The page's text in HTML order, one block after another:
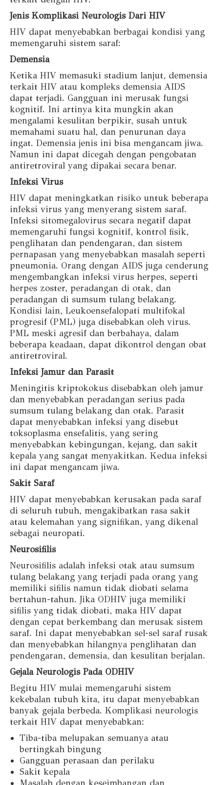
Jenis Komplikasi Neurologis Dari HIV
HIV dapat menyebabkan berbagai kondisi yang
memengaruhi sistem saraf:
Demensia
Ketika HIV memasuki stadium lanjut, demensia
terkait HIV atau kompleks demensia AIDS
dapat terjadi. Gangguan ini merusak fungsi
kognitif. Ini artinya kita mungkin akan
mengalami kesulitan berpikir, susah untuk
memahami suatu hal, dan penurunan daya
ingat. Demensia jenis ini bisa mengancam jiwa.
Namun ini dapat dicegah dengan pengobatan
antiretroviral yang dipakai secara benar.
Infeksi Virus
HIV dapat meningkatkan risiko untuk beberapa
infeksi virus yang menyerang sistem saraf.
Infeksi sitomegalovirus secara negatif dapat
memengaruhi fungsi kognitif, kontrol fisik,
penglihatan dan pendengaran, dan sistem
pernapasan yang menyebabkan masalah seperti
pneumonia. Orang dengan AIDS juga cenderung
mengembangkan infeksi virus herpes, seperti
herpes zoster, peradangan di otak, dan
peradangan di sumsum tulang belakang.
Kondisi lain, Leukoensefalopati multifokal
progresif (PML) juga disebabkan oleh virus.
PML meski agresif dan berbahaya, dalam
beberapa keadaan, dapat dikontrol dengan obat
antiretroviral.
Infeksi Jamur dan Parasit
Meningitis kriptokokus disebabkan oleh jamur
dan menyebabkan peradangan serius pada
sumsum tulang belakang dan otak. Parasit
dapat menyebabkan infeksi yang disebut
toksoplasma ensefalitis, yang sering
menyebabkan kebingungan, kejang, dan sakit
kepala yang sangat menyakitkan. Kedua infeksi
ini dapat mengancam jiwa.
Sakit Saraf
HIV dapat menyebabkan kerusakan pada saraf
di seluruh tubuh, mengakibatkan rasa sakit
atau kelemahan yang signifikan, yang dikenal
sebagai neuropati.
Neurosifilis
Neurosifilis adalah infeksi otak atau sumsum
tulang belakang yang terjadi pada orang yang
memiliki sifilis namun tidak diobati selama
bertahun-tahun. Jika ODHIV juga memiliki
sifilis yang tidak diobati, maka HIV dapat
dengan cepat berkembang dan merusak sistem
saraf. Ini dapat menyebabkan sel-sel saraf rusak
dan menyebabkan hilangnya penglihatan dan
pendengaran, demensia, dan kesulitan berjalan.
Gejala Neurologis Pada ODHIV
Begitu HIV mulai memengaruhi sistem
kekebalan tubuh kita, itu dapat menyebabkan
banyak gejala berbeda. Komplikasi neurologis
terkait HIV dapat menyebabkan:
Tiba-tiba melupakan semuanya atau
bertingkah bingung
Gangguan perasaan dan perilaku
Sakit kepala